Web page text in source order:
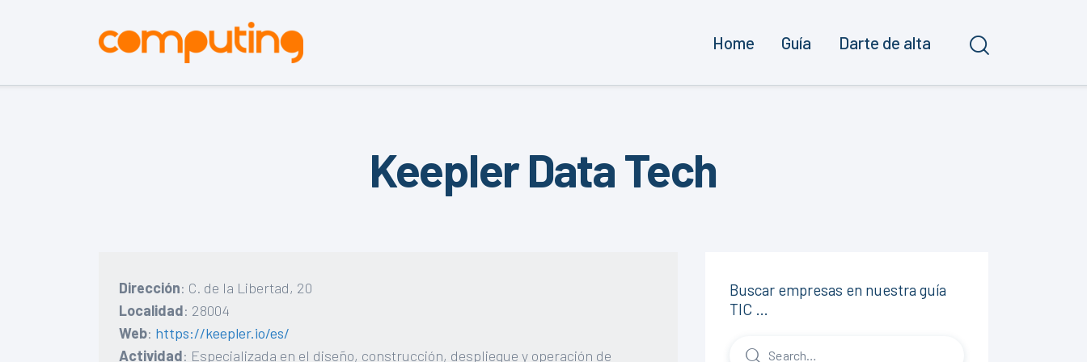
Home Guía Darte de alta
Keepler Data Tech
Dirección: C. de la Libertad, 20
Localidad: 28004
Web: https://keepler.io/es/
Actividad: Especializada en el diseño, construcción, despliegue y operación de
Buscar empresas en nuestra guía
TIC …